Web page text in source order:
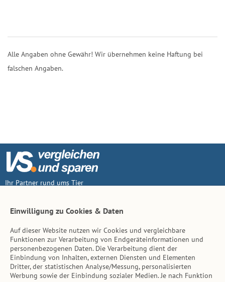
Alle Angaben ohne Gewähr! Wir übernehmen keine Haftung bei
falschen Angaben.
Ihr Partner rund ums Tier
Inhalt
Tierarzt-Suche
Einwilligung zu Cookies & Daten
Auf dieser Website nutzen wir Cookies und vergleichbare
Funktionen zur Verarbeitung von Endgeräteinformationen und
personenbezogenen Daten. Die Verarbeitung dient der
Einbindung von Inhalten, externen Diensten und Elementen
Dritter, der statistischen Analyse/Messung, personalisierten
Werbung sowie der Einbindung sozialer Medien. Je nach Funktion